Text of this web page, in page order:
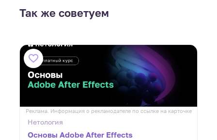
Так же советуем
Реклама. Информация о рекламодателе по ссылке на карточке
Нетология
Основы Adobe After Effects